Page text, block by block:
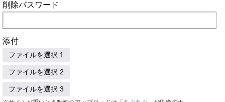
削除パスワード
添付
ファイルを選択 1
ファイルを選択 2
ファイルを選択 3